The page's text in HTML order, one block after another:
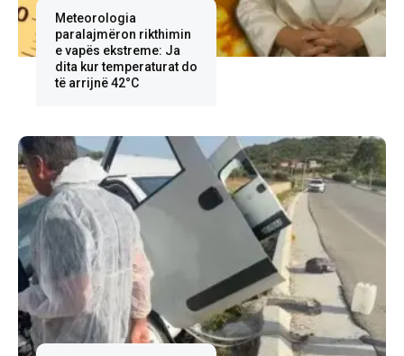
Meteorologia
paralajmëron rikthimin
e vapës ekstreme: Ja
dita kur temperaturat do
të arrijnë 42°C